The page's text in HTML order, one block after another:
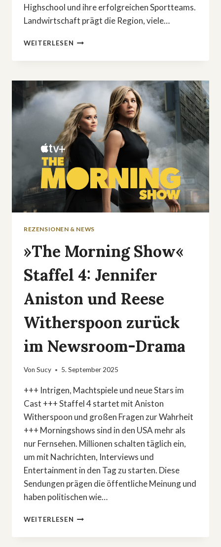
Highschool und ihre erfolgreichen Sportteams.
Landwirtschaft prägt die Region, viele…
WEITERLESEN UNGLAUBLICH:
CRIME-
SCHOCKIERT
MIT
UNVORSTELLBAREM
ENDE
REZENSIONEN & NEWS
»The Morning Show«
Staffel 4: Jennifer
Aniston und Reese
Witherspoon zurück
im Newsroom-Drama
Von Sucy 5. September 2025
+++ Intrigen, Machtspiele und neue Stars im
Cast +++ Staffel 4 startet mit Aniston
Witherspoon und großen Fragen zur Wahrheit
+++ Morningshows sind in den USA mehr als
nur Fernsehen. Millionen schalten täglich ein,
um mit Nachrichten, Interviews und
Entertainment in den Tag zu starten. Diese
Sendungen prägen die öffentliche Meinung und
haben politischen wie…
WEITERLESEN »THE
SHOW«